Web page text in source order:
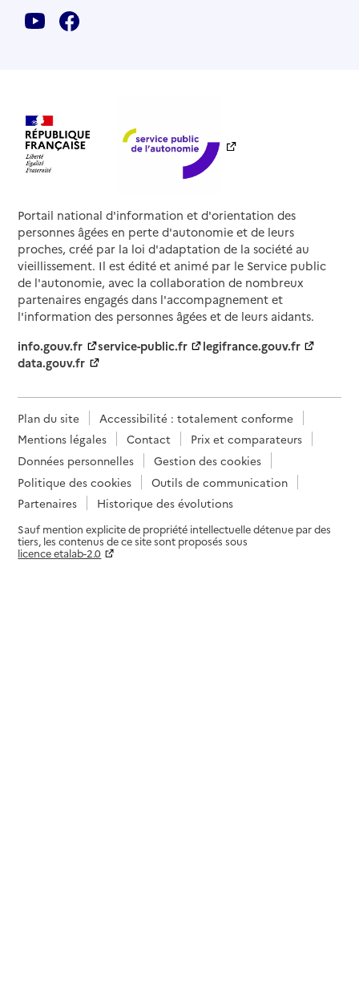
Portail national d'information et d'orientation des
personnes âgées en perte d'autonomie et de leurs
proches, créé par la loi d'adaptation de la société au
vieillissement. Il est édité et animé par le Service public
de l'autonomie, avec la collaboration de nombreux
partenaires engagés dans l'accompagnement et
l'information des personnes âgées et de leurs aidants.
info.gouv.fr
service-public.fr
legifrance.gouv.fr
data.gouv.fr
Plan du site
Accessibilité : totalement conforme
Mentions légales
Contact
Prix et comparateurs
Données personnelles
Gestion des cookies
Politique des cookies
Outils de communication
Partenaires
Historique des évolutions
Sauf mention explicite de propriété intellectuelle détenue par des
tiers, les contenus de ce site sont proposés sous
licence etalab-2.0